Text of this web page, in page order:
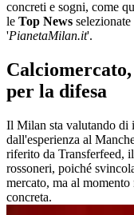
concreti e sogni, come
le Top News
'PianetaMilan.it'.
per la difesa
Il Milan sta valutando di
dall'esperienza al
riferito da Transferfeed,
rossoneri, poiché
mercato, ma al
concreta.